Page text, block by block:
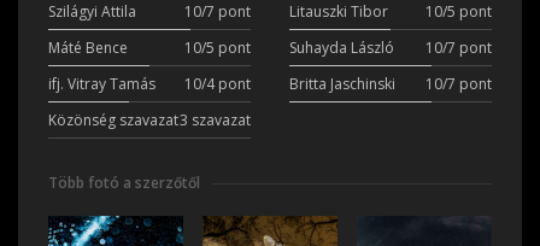
Szilágyi Attila 10/7 pont Litauszki Tibor
10/5 pont
Máté Bence
10/5 pont Suhayda László
10/7 pont
ifj. Vitray Tamás
10/4 pont Britta Jaschinski
10/7 pont
Közönség szavazat3 szavazat
Több fotó a szerzőtől